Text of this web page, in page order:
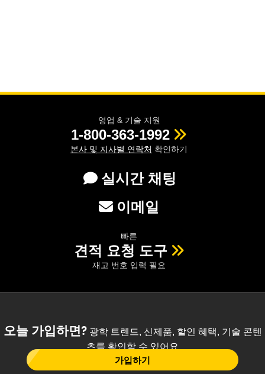
영업 & 기술 지원
1-800-363-1992
본사 및 지사별 연락처 확인하기
실시간 채팅
이메일
빠른
견적 요청 도구
재고 번호 입력 필요
오늘 가입하면?광학 트렌드, 신제품, 할인 혜택, 기술 콘텐
츠를 확인할 수 있어요
가입하기